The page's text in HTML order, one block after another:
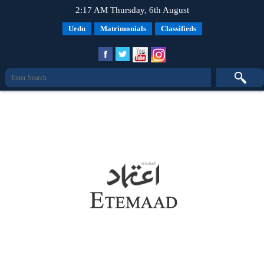
2:17 AM Thursday, 6th August
Urdu Matrimonials Classifieds